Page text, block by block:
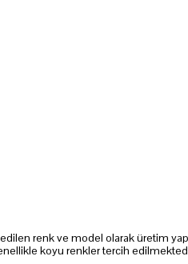
renk ve model olarak üretim
koyu renkler tercih